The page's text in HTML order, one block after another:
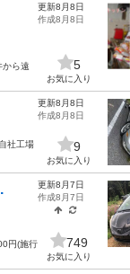
ら遠
更新8月8日
作成8月8日
5
お気に入り
社工場
更新8月8日
作成8月8日
9
お気に入り
円(施行
更新8月7日
作成8月7日
749
お気に入り